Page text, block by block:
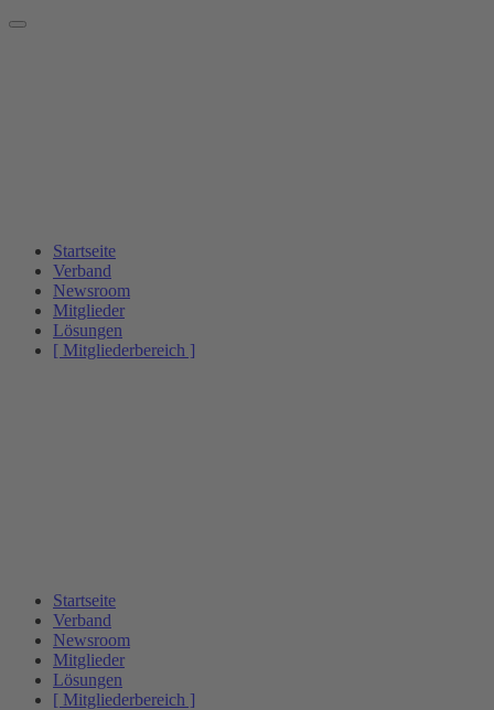
Startseite
Verband
Newsroom
Mitglieder
Lösungen
[ Mitgliederbereich ]
Startseite
Verband
Newsroom
Mitglieder
Lösungen
[ Mitgliederbereich ]